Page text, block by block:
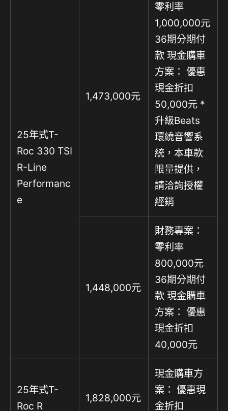
25年式T-
Roc 330 TSI
R-Line
Performanc
e
1,473,000元
零利率
1,000,000元
36期分期付
款 現金購車
方案： 優惠
現金折扣
50,000元 *
升級Beats
環繞音響系
統，本車款
限量提供，
請洽詢授權
經銷
1,448,000元
財務專案：
零利率
800,000元
36期分期付
款 現金購車
方案： 優惠
現金折扣
40,000元
25年式T-
Roc R
1,828,000元
現金購車方
案： 優惠現
金折扣